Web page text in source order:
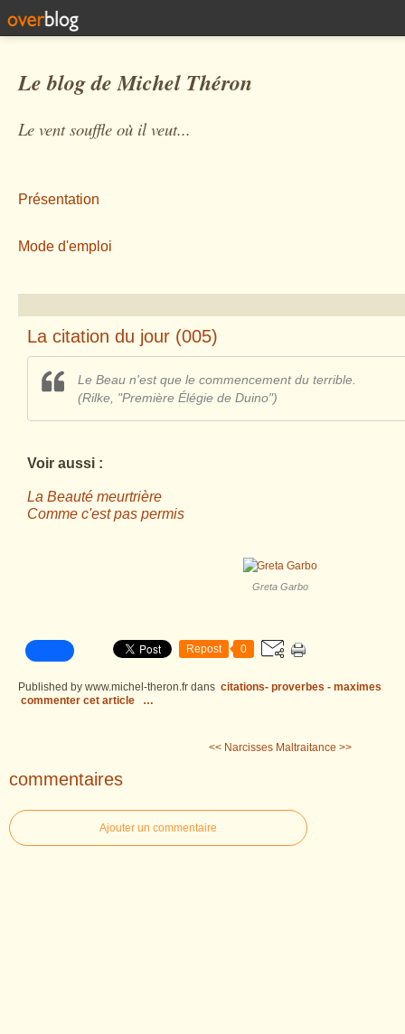
Le blog de Michel Théron
Le vent souffle où il veut...
Présentation
Mode d'emploi
La citation du jour (005)
Le Beau n'est que le commencement du terrible.
(Rilke, "Première Élégie de Duino")
Voir aussi :
La Beauté meurtrière
Comme c'est pas permis
Greta Garbo
Repost 0
Published by www.michel-theron.fr dans citations- proverbes - maximes
commenter cet article
…
<< Narcisses Maltraitance >>
commentaires
Ajouter un commentaire